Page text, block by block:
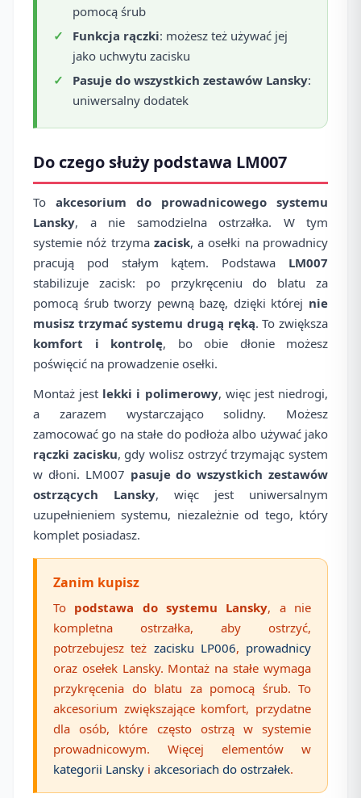
pomocą śrub
Funkcja rączki: możesz też używać jej
jako uchwytu zacisku
Pasuje do wszystkich zestawów Lansky:
uniwersalny dodatek
Do czego służy podstawa LM007
To akcesorium do prowadnicowego systemu
Lansky, a nie samodzielna ostrzałka. W tym
systemie nóż trzyma zacisk, a osełki na prowadnicy
pracują pod stałym kątem. Podstawa LM007
stabilizuje zacisk: po przykręceniu do blatu za
pomocą śrub tworzy pewną bazę, dzięki której nie
musisz trzymać systemu drugą ręką. To zwiększa
komfort i kontrolę, bo obie dłonie możesz
poświęcić na prowadzenie osełki.
Montaż jest lekki i polimerowy, więc jest niedrogi,
a zarazem wystarczająco solidny. Możesz
zamocować go na stałe do podłoża albo używać jako
rączki zacisku, gdy wolisz ostrzyć trzymając system
w dłoni. LM007 pasuje do wszystkich zestawów
ostrzących Lansky, więc jest uniwersalnym
uzupełnieniem systemu, niezależnie od tego, który
komplet posiadasz.
Zanim kupisz
To podstawa do systemu Lansky, a nie
kompletna ostrzałka, aby ostrzyć,
potrzebujesz też zacisku LP006, prowadnicy
oraz osełek Lansky. Montaż na stałe wymaga
przykręcenia do blatu za pomocą śrub. To
akcesorium zwiększające komfort, przydatne
dla osób, które często ostrzą w systemie
prowadnicowym. Więcej elementów w
kategorii Lansky i akcesoriach do ostrzałek.